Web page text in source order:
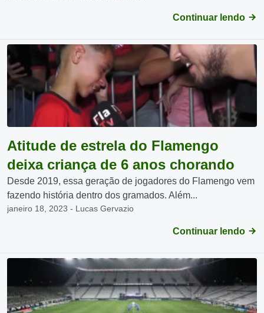
Continuar lendo
Atitude de estrela do Flamengo
deixa criança de 6 anos chorando
Desde 2019, essa geração de jogadores do Flamengo vem
fazendo história dentro dos gramados. Além...
janeiro 18, 2023 - Lucas Gervazio
Continuar lendo